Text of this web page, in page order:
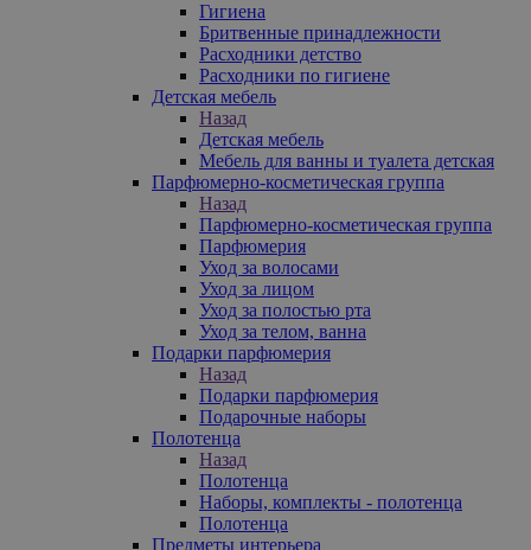
Гигиена
Бритвенные принадлежности
Расходники детство
Расходники по гигиене
Детская мебель
Назад
Детская мебель
Мебель для ванны и туалета детская
Парфюмерно-косметическая группа
Назад
Парфюмерно-косметическая группа
Парфюмерия
Уход за волосами
Уход за лицом
Уход за полостью рта
Уход за телом, ванна
Подарки парфюмерия
Назад
Подарки парфюмерия
Подарочные наборы
Полотенца
Назад
Полотенца
Наборы, комплекты - полотенца
Полотенца
Предметы интерьера